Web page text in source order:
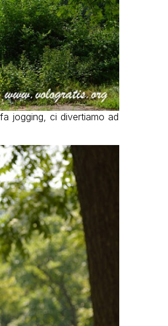
jogging, ci divertiamo ad